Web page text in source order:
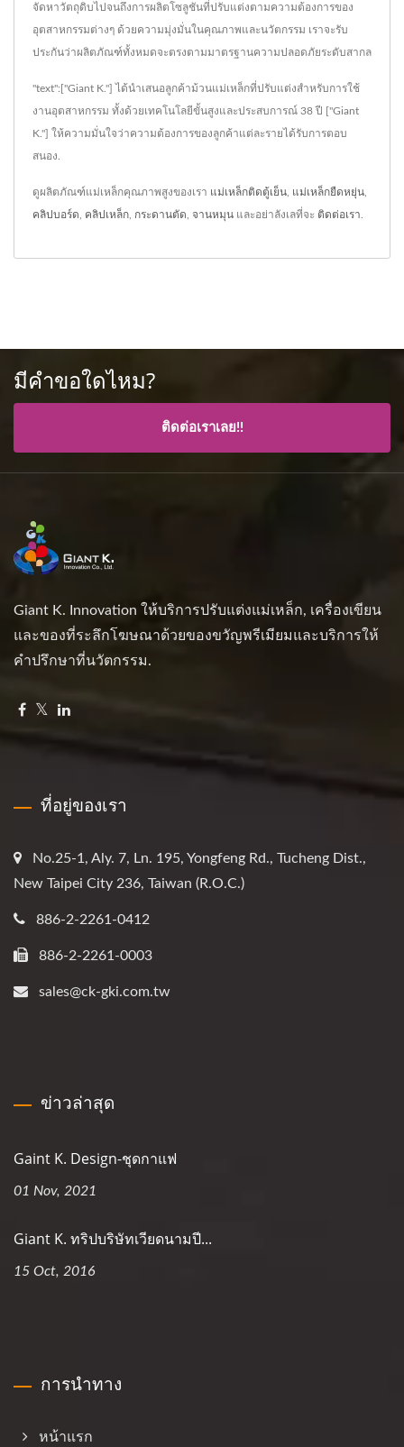
จัดหาวัตถุดิบไปจนถึงการผลิตโซลูชันที่ปรับแต่งตามความต้องการของ
อุตสาหกรรมต่างๆ ด้วยความมุ่งมั่นในคุณภาพและนวัตกรรม เราจะรับ
ประกันว่าผลิตภัณฑ์ทั้งหมดจะตรงตามมาตรฐานความปลอดภัยระดับสากล
"text":["Giant K."] ได้นำเสนอลูกค้าม้วนแม่เหล็กที่ปรับแต่งสำหรับการใช้
งานอุตสาหกรรม ทั้งด้วยเทคโนโลยีขั้นสูงและประสบการณ์ 38 ปี ["Giant
K."] ให้ความมั่นใจว่าความต้องการของลูกค้าแต่ละรายได้รับการตอบ
สนอง.
ดูผลิตภัณฑ์แม่เหล็กคุณภาพสูงของเรา แม่เหล็กติดตู้เย็น แม่เหล็กยืดหยุ่น
คลิปบอร์ด คลิปเหล็ก กระดานตัด จานหมุน และอย่าลังเลที่จะ ติดต่อเรา
มีคำขอใดไหม?
ติดต่อเราเลย!!
Giant K. Innovation ให้บริการปรับแต่งแม่เหล็ก, เครื่องเขียน
และของที่ระลึกโฆษณาด้วยของขวัญพรีเมียมและบริการให้
คำปรึกษาที่นวัตกรรม.
ที่อยู่ของเรา
No.25-1, Aly. 7, Ln. 195, Yongfeng Rd., Tucheng Dist.,
New Taipei City 236, Taiwan (R.O.C.)
886-2-2261-0412
886-2-2261-0003
sales@ck-gki.com.tw
ข่าวล่าสุด
Gaint K. Design-ชุดกาแฟ
01 Nov, 2021
Giant K. ทริปบริษัทเวียดนามปี...
15 Oct, 2016
การนำทาง
หน้าแรก